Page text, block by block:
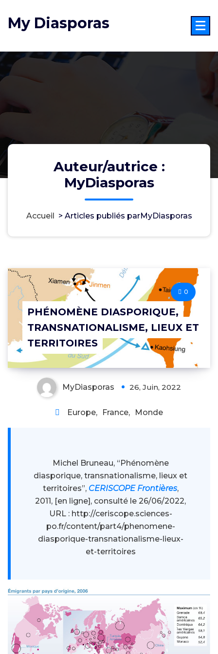
au
contenu
My Diasporas
Auteur/autrice :
MyDiasporas
Accueil > Articles publiés parMyDiasporas
PHÉNOMÈNE DIASPORIQUE,
TRANSNATIONALISME, LIEUX ET
TERRITOIRES
0
MyDiasporas 26, Juin, 2022
Europe, France, Monde
Michel Bruneau, “Phénomène
diasporique, transnationalisme, lieux et
territoires”, CERISCOPE Frontières,
2011, [en ligne], consulté le 26/06/2022,
URL : http://ceriscope.sciences-
po.fr/content/part4/phenomene-
diasporique-transnationalisme-lieux-
et-territoires